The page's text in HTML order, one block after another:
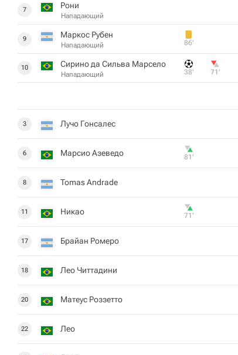
7 Рони
Нападающий
9 Маркос Рубен
Нападающий 86‎’‎
10 Сирино да Сильва Марсело
Нападающий 38‎’‎ 71‎’‎
3 Лучо Гонсалес
6 Марсио Азеведо 81‎’‎
8 Tomas Andrade
11 Никао 71‎’‎
17 Брайан Ромеро
18 Лео Читтадини
20 Матеус Роззетто
22 Лео